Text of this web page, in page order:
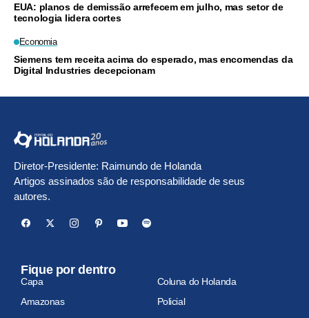
EUA: planos de demissão arrefecem em julho, mas setor de
tecnologia lidera cortes
Economia
Siemens tem receita acima do esperado, mas encomendas da
Digital Industries decepcionam
Diretor-Presidente: Raimundo de Holanda
Artigos assinados são de responsabilidade de seus
autores.
Fique por dentro
Capa
Coluna do Holanda
Amazonas
Policial